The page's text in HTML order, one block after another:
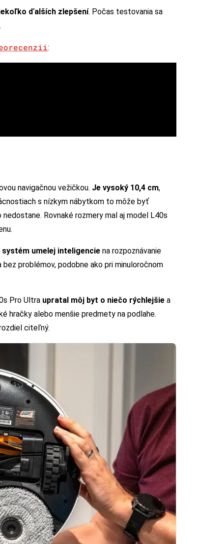
ďalších zlepšení. Počas testovania sa
:
navigačnou vežičkou. Je vysoký 10,4 cm,
s nízkym nábytkom to môže byť
Rovnaké rozmery mal aj model L40s
systém umelej inteligencie na rozpoznávanie
problémov, podobne ako pri minuloročnom
Pro Ultra upratal môj byt o niečo rýchlejšie a
hračky alebo menšie predmety na podlahe.
citeľný.